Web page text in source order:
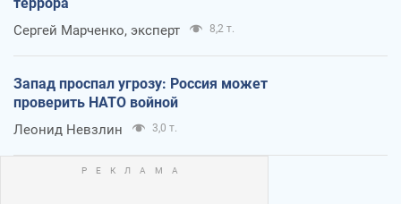
Сергей Марченко, эксперт 8,2 т.
Запад проспал угрозу: Россия может
проверить НАТО войной
Леонид Невзлин 3,0 т.